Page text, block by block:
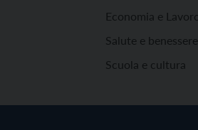
Economia e
Salute e benessere
Scuola e cultura